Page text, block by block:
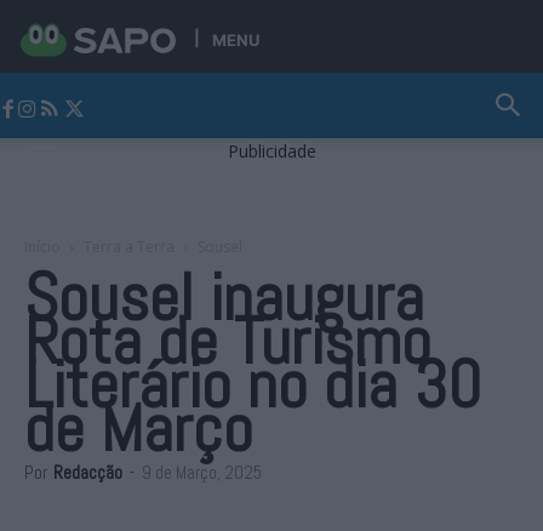
MENU
Publicidade
Sousel inaugura
Rota de Turismo
Literário no dia 30
de Março
Por Redacção - 9 de Março, 2025